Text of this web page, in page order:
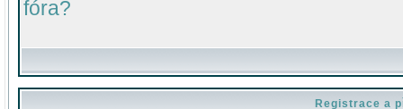
fóra?
Registrace a